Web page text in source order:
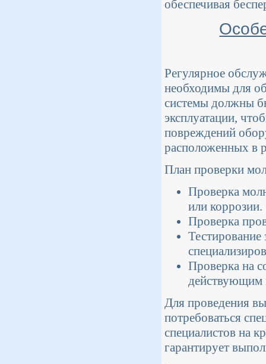
обеспечивая
Регулярное
необходимы для
системы должны
эксплуатации,
повреждений
расположенных в
План проверки
Проверка
или коррозии.
Проверка
Проверка на
действующим
Для проведения
потребоваться
специалистов на
гарантирует